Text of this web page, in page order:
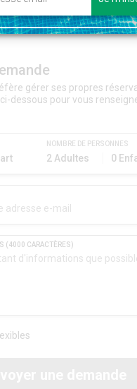
Bar
gérer ses propres
dessous pour vous
NOMBRE DE PERSONNES
2 Adultes 0